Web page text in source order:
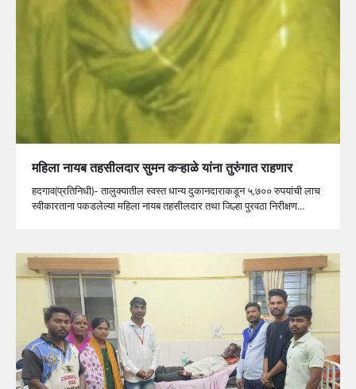
महिला नायब तहसीलदार सुमन कऱ्हाळे यांना तुरुंगात राहणार
हदगाव(प्रतिनिधी)- तालुक्यातील स्वस्त धान्य दुकानदाराकडून ५,७०० रुपयांची लाच
स्वीकारताना पकडलेल्या महिला नायब तहसीलदार तथा जिल्हा पुरवठा निरीक्षण…